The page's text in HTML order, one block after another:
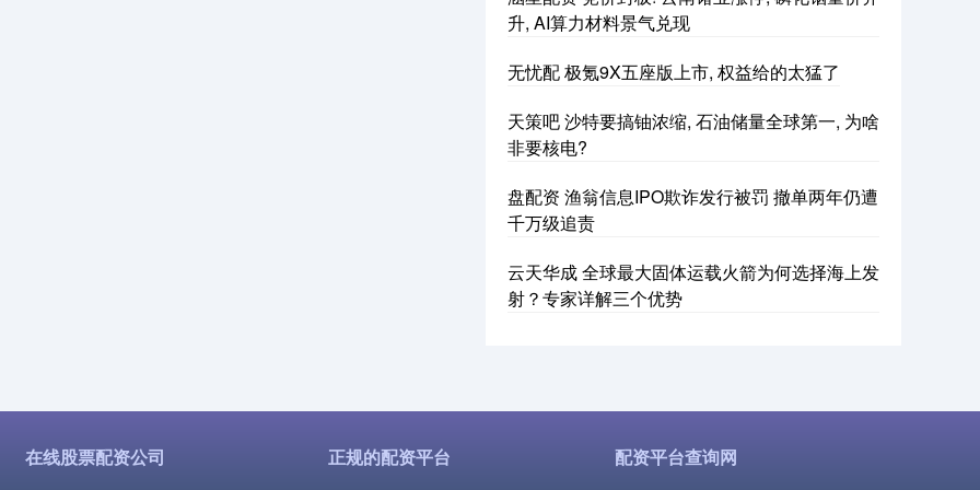
升, AI算力材料景气兑现
无忧配 极氪9X五座版上市, 权益给的太猛了
天策吧 沙特要搞铀浓缩, 石油储量全球第一, 为啥
非要核电?
盘配资 渔翁信息IPO欺诈发行被罚 撤单两年仍遭
千万级追责
云天华成 全球最大固体运载火箭为何选择海上发
射？专家详解三个优势
在线股票配资公司 正规的配资平台 配资平台查询网